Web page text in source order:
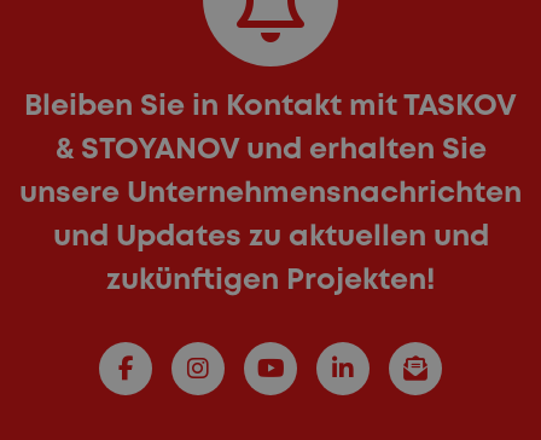
Bleiben Sie in Kontakt mit TASKOV
& STOYANOV und erhalten Sie
unsere Unternehmensnachrichten
und Updates zu aktuellen und
zukünftigen Projekten!